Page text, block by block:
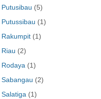
Putusibau (5)
Putussibau (1)
Rakumpit (1)
Riau (2)
Rodaya (1)
Sabangau (2)
Salatiga (1)